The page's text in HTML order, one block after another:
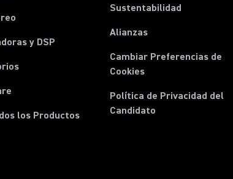
y DSP
los Productos
Sustentabilidad
Alianzas
Cambiar Preferencias de
Cookies
Política de Privacidad del
Candidato